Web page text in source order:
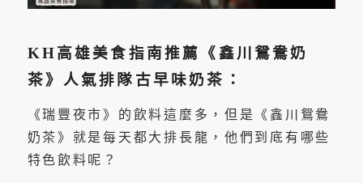
KH高雄美食指南推薦《鑫川鴛鴦奶
茶》人氣排隊古早味奶茶：
《瑞豐夜市》的飲料這麼多，但是《鑫川鴛鴦
奶茶》就是每天都大排長龍，他們到底有哪些
特色飲料呢？